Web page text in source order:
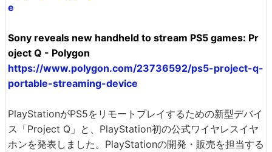
e
Sony reveals new handheld to stream PS5 games: Pr
oject Q - Polygon
https://www.polygon.com/23736592/ps5-project-q-
portable-streaming-device
PlayStationがPS5をリモートプレイするための新型デバイ
ス「Project Q」と、PlayStation初の公式ワイヤレスイヤ
ホンを発表しました。PlayStationの開発・販売を担当する